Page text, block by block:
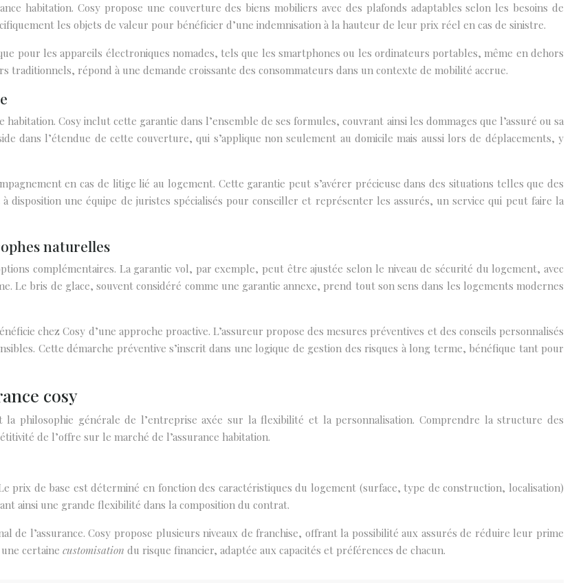
habitation. Cosy propose une couverture des biens mobiliers avec des plafonds adaptables selon les besoins de
les objets de valeur pour bénéficier d’une indemnisation à la hauteur de leur prix réel en cas de sinistre.
pour les appareils électroniques nomades, tels que les smartphones ou les ordinateurs portables, même en dehors
traditionnels, répond à une demande croissante des consommateurs dans un contexte de mobilité accrue.
Cosy inclut cette garantie dans l’ensemble de ses formules, couvrant ainsi les dommages que l’assuré ou sa
dans l’étendue de cette couverture, qui s’applique non seulement au domicile mais aussi lors de déplacements, y
en cas de litige lié au logement. Cette garantie peut s’avérer précieuse dans des situations telles que des
disposition une équipe de juristes spécialisés pour conseiller et représenter les assurés, un service qui peut faire la
naturelles
complémentaires. La garantie vol, par exemple, peut être ajustée selon le niveau de sécurité du logement, avec
Le bris de glace, souvent considéré comme une garantie annexe, prend tout son sens dans les logements modernes
chez Cosy d’une approche proactive. L’assureur propose des mesures préventives et des conseils personnalisés
Cette démarche préventive s’inscrit dans une logique de gestion des risques à long terme, bénéfique tant pour
cosy
philosophie générale de l’entreprise axée sur la flexibilité et la personnalisation. Comprendre la structure des
de l’offre sur le marché de l’assurance habitation.
prix de base est déterminé en fonction des caractéristiques du logement (surface, type de construction, localisation)
ainsi une grande flexibilité dans la composition du contrat.
l’assurance. Cosy propose plusieurs niveaux de franchise, offrant la possibilité aux assurés de réduire leur prime
certaine customisation du risque financier, adaptée aux capacités et préférences de chacun.